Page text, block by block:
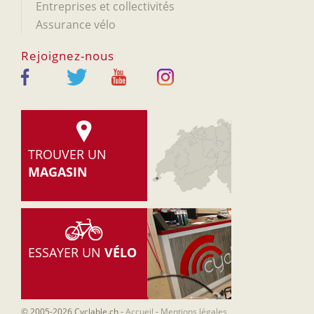
Entreprises et collectivités
Assurance vélo
Rejoignez-nous
TROUVER UN
MAGASIN
ESSAYER UN VÉLO
© 2005-2026 Cyclable.ch-Accueil - Mentions légales